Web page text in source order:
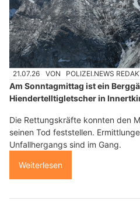
21.07.26 VON POLIZEI.NEWS
Am Sonntagmittag ist ein
Hiendertelltigletscher in
Die Rettungskräfte konnten den
seinen Tod feststellen.
Unfallhergangs sind im Gang.
Weiterlesen